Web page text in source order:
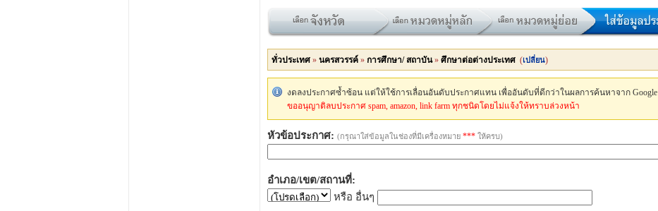
ทั่วประเทศ » นครสวรรค์ » การศึกษา/ สถาบัน» ศึกษาต่อต่างประเทศ (เปลี่ยน)
งดลงประกาศซ้ำซ้อน แต่ให้ใช้การเลื่อนอันดับประกาศแทน เพื่ออันดับที่ดีกว่าในผลการค้นหาจาก Google
ขออนุญาติลบประกาศ spam, amazon, link farm ทุกชนิดโดยไม่แจ้งให้ทราบล่วงหน้า
หัวข้อประกาศ: (กรุณาใส่ข้อมูลในช่องที่มีเครื่องหมาย *** ให้ครบ)
อำเภอ/เขต/สถานที่:
หรือ อื่นๆ